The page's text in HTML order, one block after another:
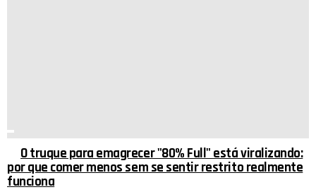
O truque para emagrecer "80% Full" está viralizando:
por que comer menos sem se sentir restrito realmente
funciona